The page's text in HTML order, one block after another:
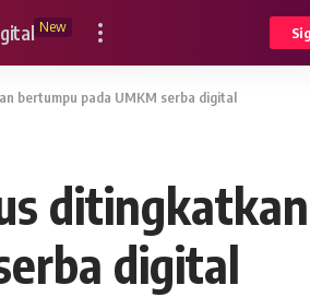
New
bertumpu pada UMKM serba digital
digital